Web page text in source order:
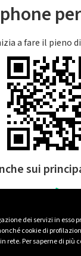
dei servizi in esso
cookie di
rete. Per saperne di più
a fare il pieno
sui